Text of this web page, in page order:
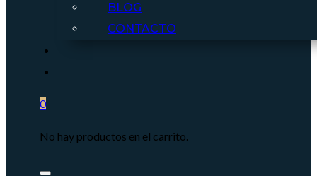
BLOG
CONTACTO
0
No hay productos en el carrito.